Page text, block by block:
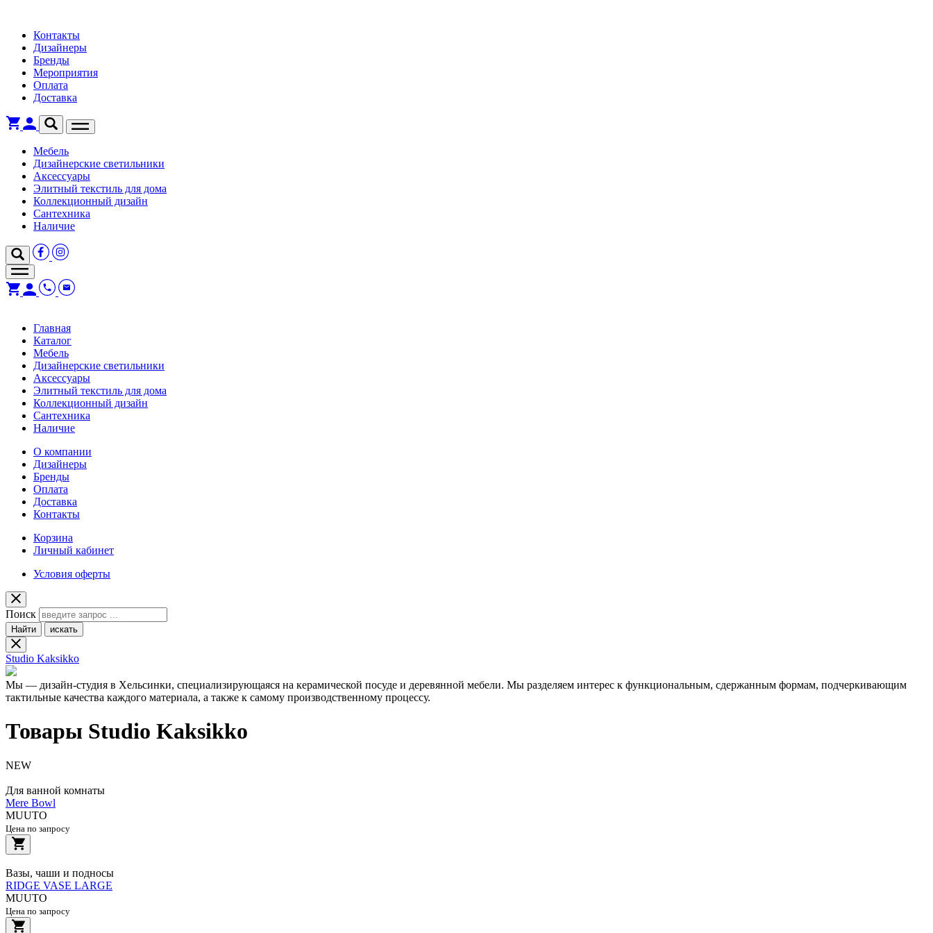
Контакты
Дизайнеры
Бренды
Мероприятия
Оплата
Доставка
Мебель
Дизайнерские светильники
Аксессуары
Элитный текстиль для дома
Коллекционный дизайн
Сантехника
Наличие
Главная
Каталог
Мебель
Дизайнерские светильники
Аксессуары
Элитный текстиль для дома
Коллекционный дизайн
Сантехника
Наличие
О компании
Дизайнеры
Бренды
Оплата
Доставка
Контакты
Корзина
Личный кабинет
Условия оферты
Поиск
Найти искать
Studio Kaksikko
Мы — дизайн-студия в Хельсинки, специализирующаяся на керамической посуде и деревянной мебели. Мы разделяем интерес к функциональным, сдержанным формам, подчеркивающим
тактильные качества каждого материала, а также к самому производственному процессу.
Товары Studio Kaksikko
NEW
Для ванной комнаты
Mere Bowl
MUUTO
Цена по запросу
Вазы, чаши и подносы
RIDGE VASE LARGE
MUUTO
Цена по запросу